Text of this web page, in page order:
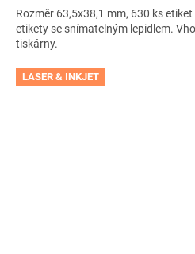
Rozměr 63,5x38,1 mm, 630 ks
etikety se snímatelným lepidlem.
tiskárny.
LASER & INKJET